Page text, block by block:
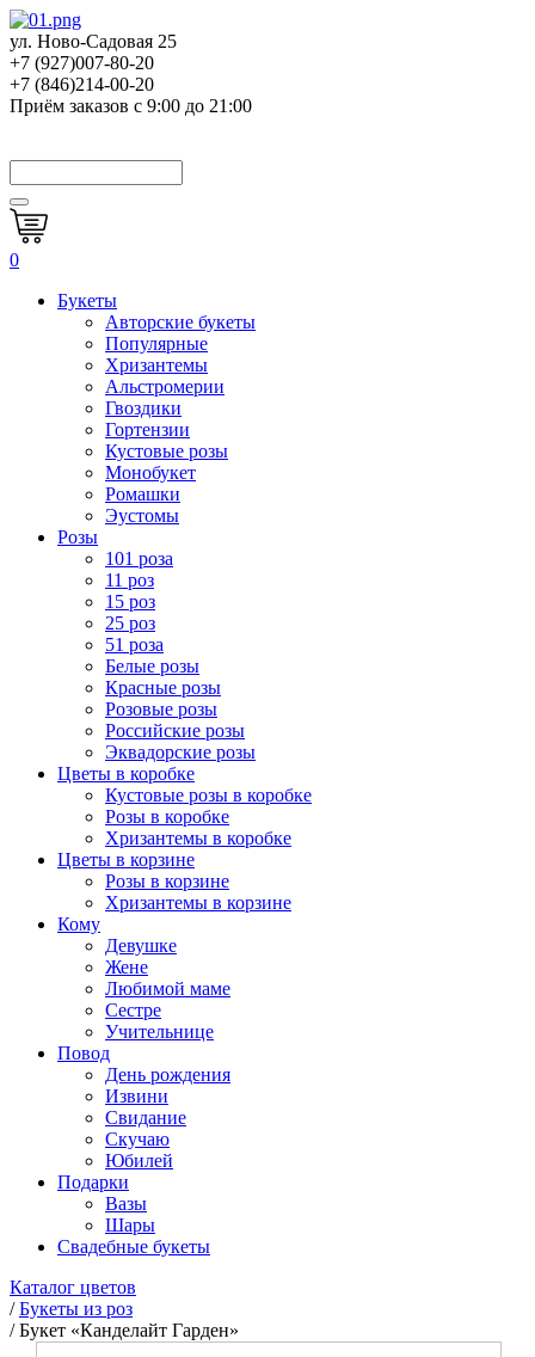
ул. Ново-Садовая 25
+7 (927)007-80-20
+7 (846)214-00-20
Приём заказов с 9:00 до 21:00
0
Букеты
Авторские букеты
Популярные
Хризантемы
Альстромерии
Гвоздики
Гортензии
Кустовые розы
Монобукет
Ромашки
Эустомы
Розы
101 роза
11 роз
15 роз
25 роз
51 роза
Белые розы
Красные розы
Розовые розы
Российские розы
Эквадорские розы
Цветы в коробке
Кустовые розы в коробке
Розы в коробке
Хризантемы в коробке
Цветы в корзине
Розы в корзине
Хризантемы в корзине
Кому
Девушке
Жене
Любимой маме
Сестре
Учительнице
Повод
День рождения
Извини
Свидание
Скучаю
Юбилей
Подарки
Вазы
Шары
Свадебные букеты
Каталог цветов
/Букеты из роз
/Букет «Канделайт Гарден»